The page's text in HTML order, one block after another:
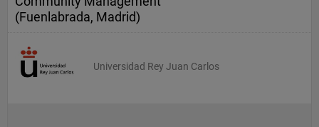
(Fuenlabrada, Madrid)
Universidad Rey Juan Carlos